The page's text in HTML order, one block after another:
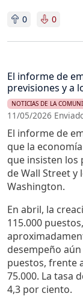
0 0
El informe de
previsiones y a
NOTICIAS DE LA
11/05/2026
El informe de
que la
que insisten los
de Wall Street y
Washington.
En abril, la
115.000
desempeño
puestos, frente
75.000. La tasa
4,3 por ciento.